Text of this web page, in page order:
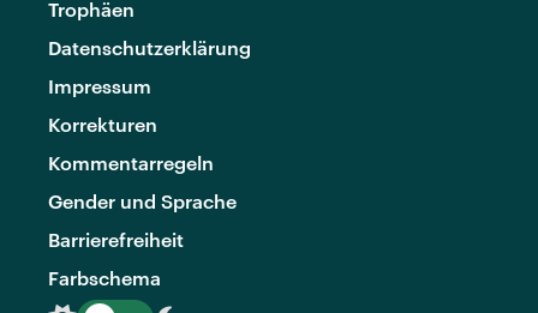
Trophäen
Datenschutzerklärung
Impressum
Korrekturen
Kommentarregeln
Gender und Sprache
Barrierefreiheit
Farbschema